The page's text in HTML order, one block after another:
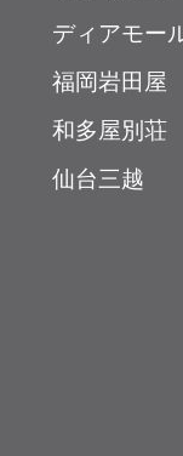
ディアモー
福岡岩田屋
和多屋別荘
仙台三越